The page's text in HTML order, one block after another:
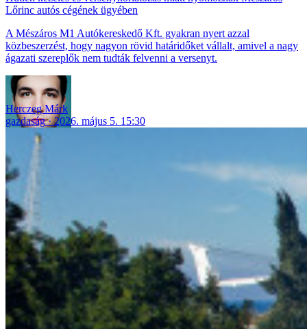
Lőrinc autós cégének ügyében
A Mészáros M1 Autókereskedő Kft. gyakran nyert azzal
közbeszerzést, hogy nagyon rövid határidőket vállalt, amivel a nagy
ágazati szereplők nem tudták felvenni a versenyt.
Herczeg Márk
gazdaság
2026. május 5. 15:30